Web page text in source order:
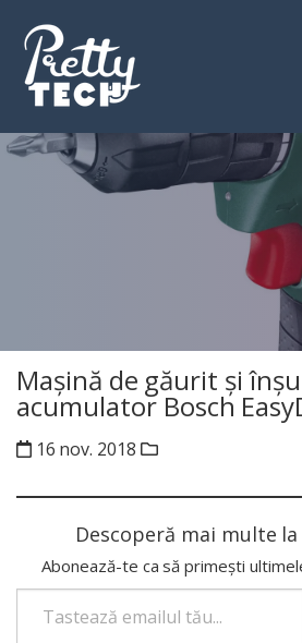
content
Mașină de găurit și
acumulator Bosch
16 nov. 2018
Descoperă mai multe
Abonează-te ca să primești
Tastează emailul tău...